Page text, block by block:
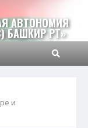
АВТОНОМИЯ
БАШКИР РТ»
и